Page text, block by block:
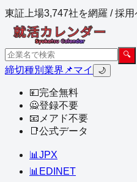
東証上場3,747社を網羅 / 採
🔍
締切種別 業界 📌マイ 🌙
💴完全無料
🙅登録不要
📧 メアド不要
📑公式データ
📊 JPX
📊 EDINET